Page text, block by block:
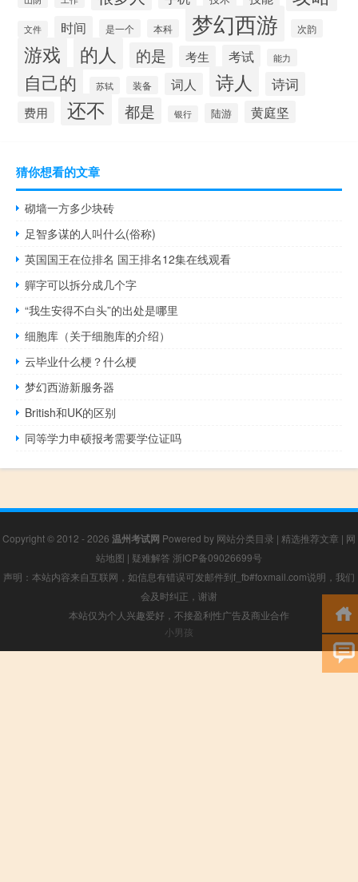
文件 时间 是一个 本科 梦幻西游 次韵
游戏 的人 的是 考生 考试 能力
自己的 苏轼 装备 词人 诗人 诗词
费用 还不 都是 银行 陆游 黄庭坚
猜你想看的文章
砌墙一方多少块砖
足智多谋的人叫什么(俗称)
英国国王在位排名 国王排名12集在线观看
軃字可以拆分成几个字
“我生安得不白头”的出处是哪里
细胞库（关于细胞库的介绍）
云毕业什么梗？什么梗
梦幻西游新服务器
British和UK的区别
同等学力申硕报考需要学位证吗
Copyright © 2012 - 2026 温州考试网 Powered by 网站分类目录 | 精选推荐文章 | 网
站地图 | 疑难解答 浙ICP备09026699号
声明：本站内容来自互联网，如信息有错误可发邮件到f_fb#foxmail.com说明，我们
会及时纠正，谢谢
本站仅为个人兴趣爱好，不接盈利性广告及商业合作
小男孩